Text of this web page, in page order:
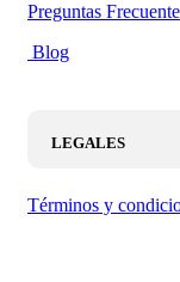
Preguntas
Blog
LEGALES
Términos y